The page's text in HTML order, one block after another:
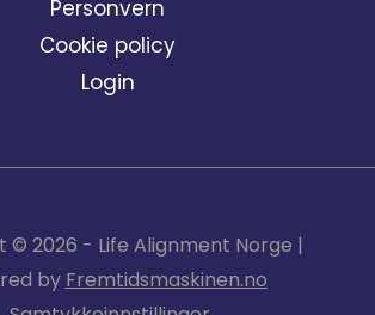
Personvern
Cookie policy
Login
© 2026 - Life Alignment Norge |
by Fremtidsmaskinen.no